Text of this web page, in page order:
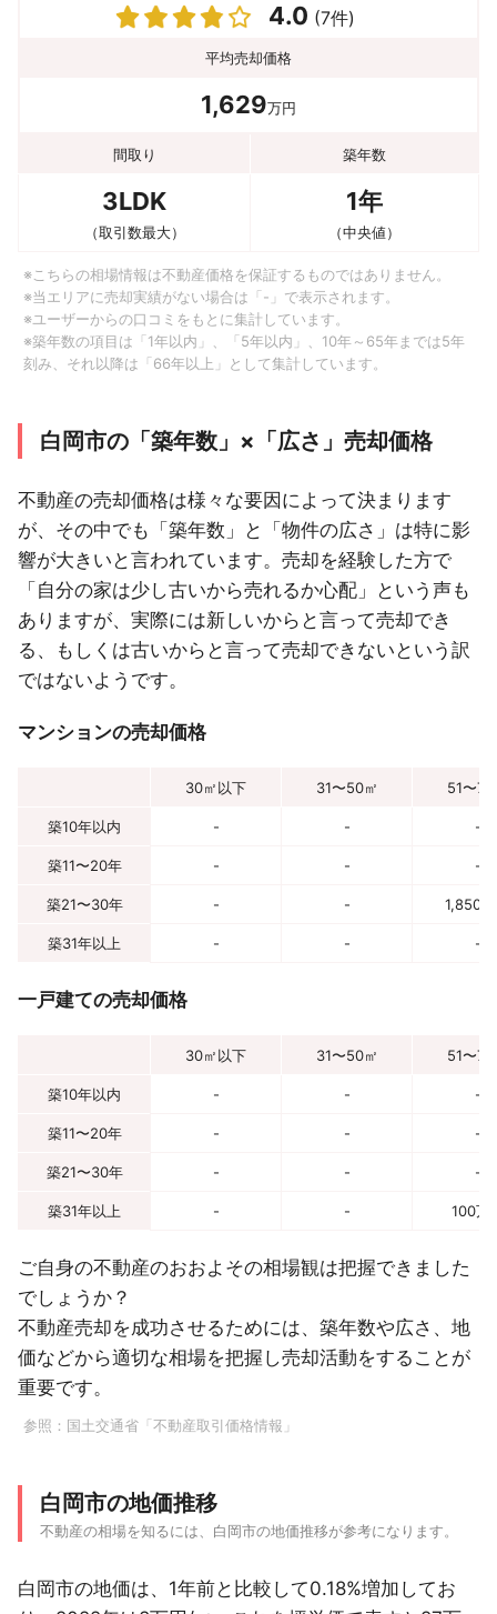
4.0 (7件)
平均売却価格
1,629万円
間取り 築年数
3LDK
（取引数最大）
1年
（中央値）
※こちらの相場情報は不動産価格を保証するものではありません。
※当エリアに売却実績がない場合は「-」で表示されます。
※ユーザーからの口コミをもとに集計しています。
※築年数の項目は「1年以内」、「5年以内」、10年～65年までは5年
刻み、それ以降は「66年以上」として集計しています。
白岡市の「築年数」×「広さ」売却価格
不動産の売却価格は様々な要因によって決まります
が、その中でも「築年数」と「物件の広さ」は特に影
響が大きいと言われています。売却を経験した方で
「自分の家は少し古いから売れるか心配」という声も
ありますが、実際には新しいからと言って売却でき
る、もしくは古いからと言って売却できないという訳
ではないようです。
マンションの売却価格
30㎡以下 31〜50㎡ 51〜70
築10年以内 - - -
築11〜20年 - - -
築21〜30年 - - 1,850
築31年以上 - - -
一戸建ての売却価格
30㎡以下 31〜50㎡ 51〜70
築10年以内 - - -
築11〜20年 - - -
築21〜30年 - - -
築31年以上 - - 100万
ご自身の不動産のおおよその相場観は把握できました
でしょうか？
不動産売却を成功させるためには、築年数や広さ、地
価などから適切な相場を把握し売却活動をすることが
重要です。
参照： 国土交通省「不動産取引価格情報」
白岡市の地価推移
不動産の相場を知るには、白岡市の地価推移が参考になります。
白岡市の地価は、1年前と比較して0.18%増加してお